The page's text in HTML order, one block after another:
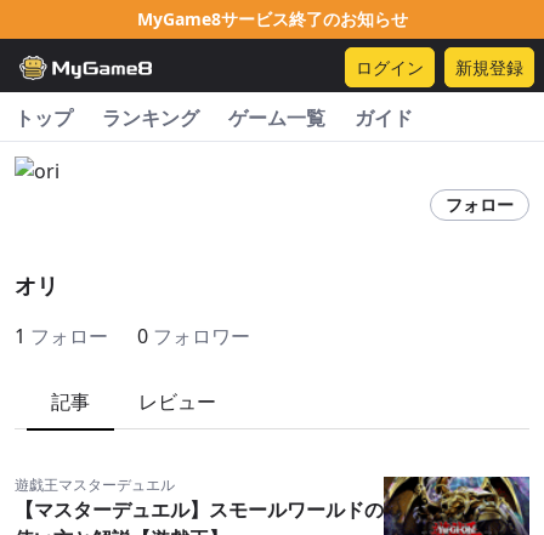
MyGame8サービス終了のお知らせ
ログイン 新規登録
トップ ランキング ゲーム一覧 ガイド
フォロー
オリ
1 フォロー 0 フォロワー
記事 レビュー
遊戯王マスターデュエル
【マスターデュエル】スモールワールドの